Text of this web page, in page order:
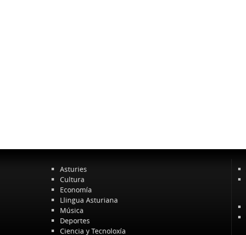
Asturies
Cultura
Economía
Llingua Asturiana
Música
Deportes
Ciencia y Tecnoloxía